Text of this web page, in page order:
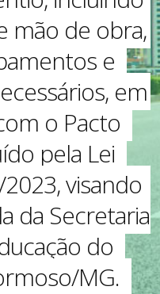
mão de obra,
e
em
o Pacto
pela Lei
visando
da Secretaria
do
MG.